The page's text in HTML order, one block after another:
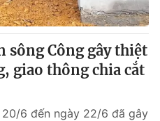
Hạnh, Phạm Quốc Thắng,
024.38 355 932
897 897
sông Công gây thiệt
giao thông chia cắt
6 đến ngày 22/6 đã gây